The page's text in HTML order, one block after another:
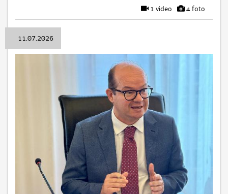
1 video 4 foto
11.07.2026